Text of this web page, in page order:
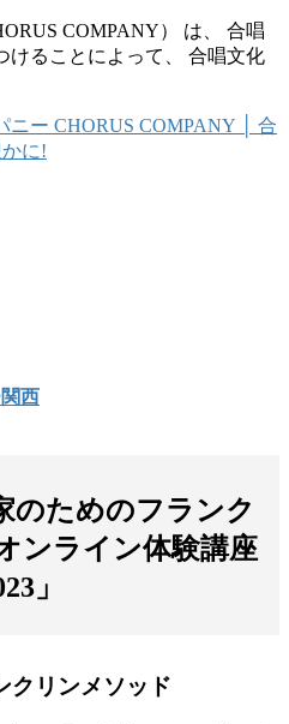
COMPANY） は、 合唱
けることによって、 合唱文化
西
のためのフランク
ンライン体験講座
」
クリンメソッド